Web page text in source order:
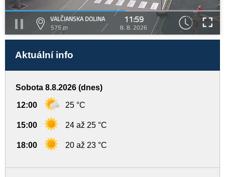
VALČIANSKA DOLINA
575 m
11:59
8. 8. 2026
Aktuální info
Sobota 8.8.2026 (dnes)
12:00 25 °C
15:00 24 až 25 °C
18:00 20 až 23 °C